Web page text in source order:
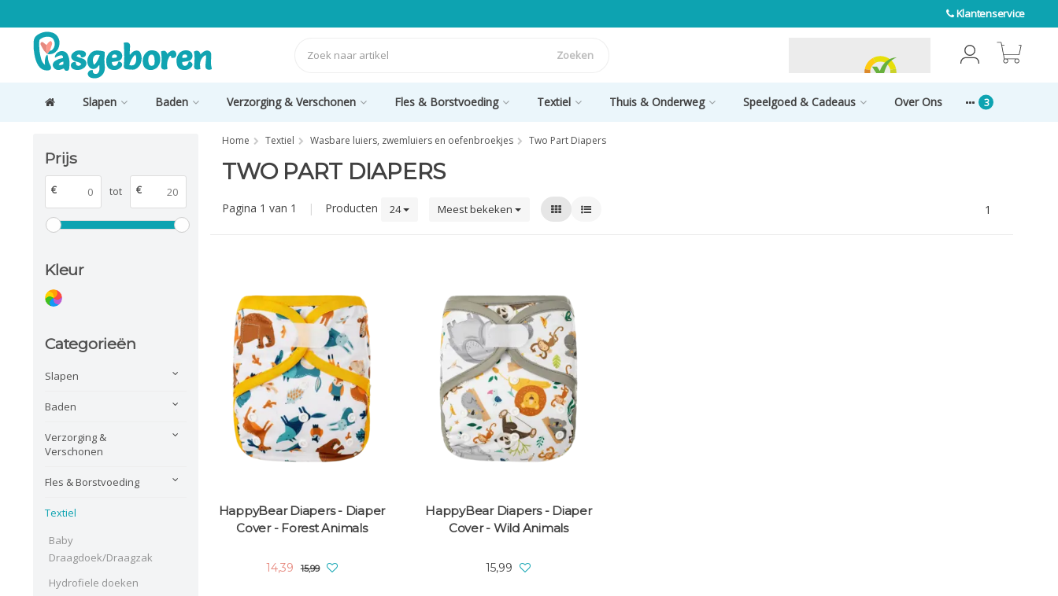
Klantenservice
Zoeken
Slapen Baden Verzorging & Verschonen Fles & Borstvoeding Textiel Thuis & Onderweg Speelgoed & Cadeaus Over Ons
Prijs
€ tot €
Kleur
Categorieën
Slapen
Baden
Verzorging &
Verschonen
Fles & Borstvoeding
Textiel
Baby
Draagdoek/Draagzak
Hydrofiele doeken
Home Textiel Wasbare luiers, zwemluiers en oefenbroekjes Two Part Diapers
TWO PART DIAPERS
Pagina 1 van 1 | Producten 24 Meest bekeken 1
HappyBear Diapers - Diaper
Cover - Forest Animals
14,39 15,99
HappyBear Diapers - Diaper
Cover - Wild Animals
15,99